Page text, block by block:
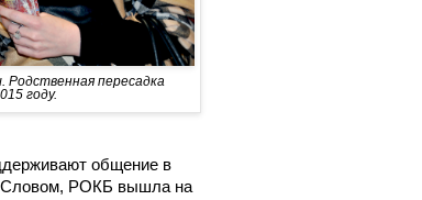
Родственная пересадка
году.
общение в
Словом, РОКБ вышла на